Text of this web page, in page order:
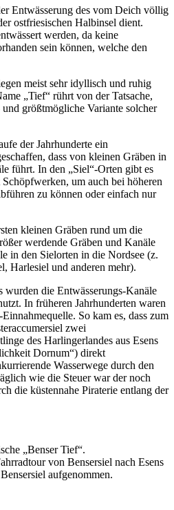
Entwässerung des vom Deich völlig
ostfriesischen Halbinsel dient.
werden, da keine
sein können, welche den
meist sehr idyllisch und ruhig
„Tief“ rührt von der Tatsache,
größtmögliche Variante solcher
der Jahrhunderte ein
dass von kleinen Gräben in
führt. In den „Siel“-Orten gibt es
um auch bei höheren
zu können oder einfach nur
kleinen Gräben rund um die
werdende Gräben und Kanäle
in den Sielorten in die Nordsee (z.
Harlesiel und anderen mehr).
wurden die Entwässerungs-Kanäle
In früheren Jahrhunderten waren
So kam es, dass zum
zwei
des Harlingerlandes aus Esens
Dornum“) direkt
Wasserwege durch den
wie die Steuer war der noch
die küstennahe Piraterie entlang der
„Benser Tief“.
von Bensersiel nach Esens
aufgenommen.